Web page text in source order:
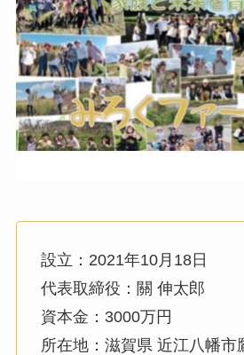
設立：2021年10月18日
代表取締役：關 伸太郎
資本金：3000万円
所在地：滋賀県 近江八幡市